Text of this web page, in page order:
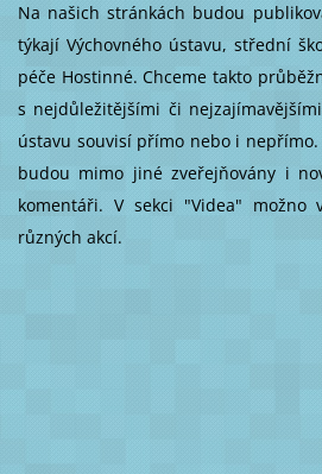
Na našich stránkách budou
týkají Výchovného ústavu, střední
péče Hostinné. Chceme takto
s nejdůležitějšími či
ústavu souvisí přímo nebo i nepřímo.
budou mimo jiné zveřejňovány i
komentáři. V sekci "Videa" možno
různých akcí.